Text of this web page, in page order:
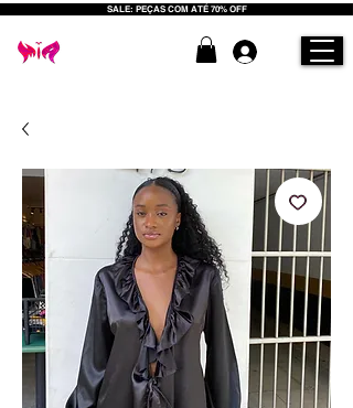
SALE: PEÇAS COM ATÉ 70% OFF